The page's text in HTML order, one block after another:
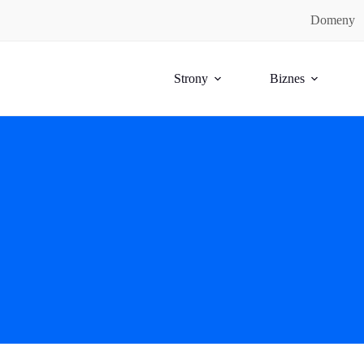
Domeny
Strony Biznes